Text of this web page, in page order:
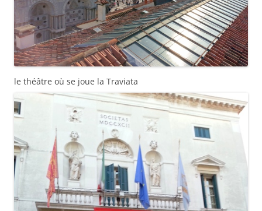
le théâtre où se joue la Traviata